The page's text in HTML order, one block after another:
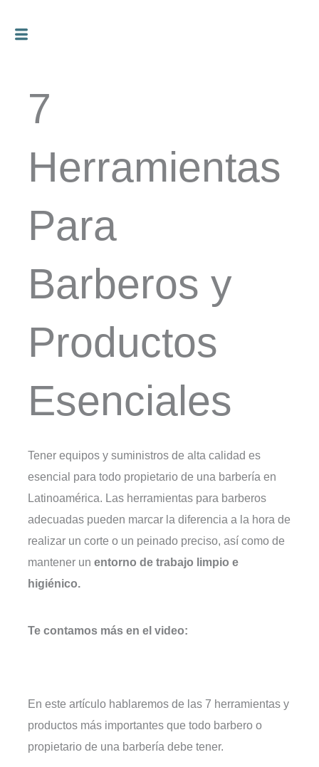
7
Herramientas
Para
Barberos y
Productos
Esenciales
Tener equipos y suministros de alta calidad es
esencial para todo propietario de una barbería en
Latinoamérica. Las herramientas para barberos
adecuadas pueden marcar la diferencia a la hora de
realizar un corte o un peinado preciso, así como de
mantener unentorno de trabajo limpio e
higiénico.
Te contamos más en el video:
En este artículo hablaremos de las 7 herramientas y
productos más importantes que todo barbero o
propietario de una barbería debe tener.